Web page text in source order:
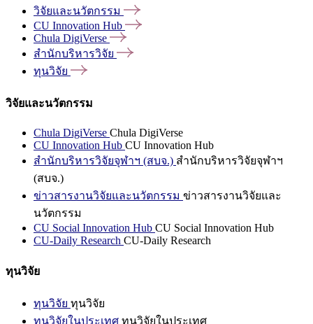
วิจัยและนวัตกรรม
CU Innovation Hub
Chula DigiVerse
สำนักบริหารวิจัย
ทุนวิจัย
วิจัยและนวัตกรรม
Chula DigiVerse Chula DigiVerse
CU Innovation Hub CU Innovation Hub
สำนักบริหารวิจัยจุฬาฯ (สบจ.) สำนักบริหารวิจัยจุฬาฯ
(สบจ.)
ข่าวสารงานวิจัยและนวัตกรรม ข่าวสารงานวิจัยและ
นวัตกรรม
CU Social Innovation Hub CU Social Innovation Hub
CU-Daily Research CU-Daily Research
ทุนวิจัย
ทุนวิจัย ทุนวิจัย
ทุนวิจัยในประเทศ ทุนวิจัยในประเทศ